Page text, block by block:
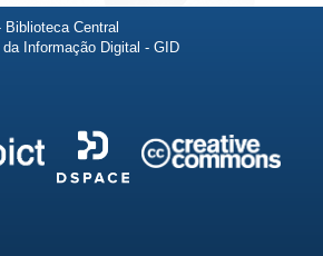
Central
Informação Digital - GID